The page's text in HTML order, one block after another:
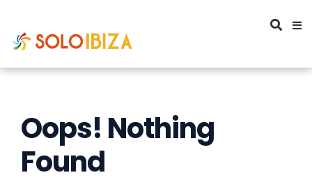
Oops! Nothing
Found